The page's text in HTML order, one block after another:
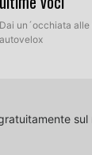
Dai un´occhiata
autovelox
sul